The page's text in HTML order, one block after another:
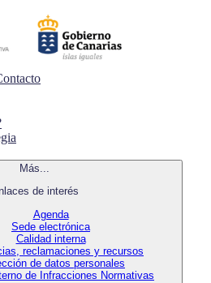
Más...
de interés
Agenda
Sede electrónica
Calidad interna
reclamaciones y recursos
de datos personales
de Infracciones Normativas